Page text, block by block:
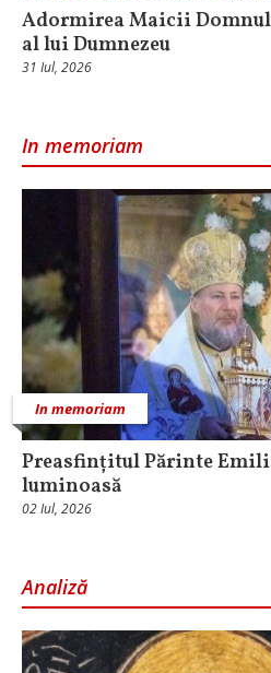
Adormirea Maicii
al lui Dumnezeu
31 Iul, 2026
In memoriam
In memoriam
Preasfințitul Părinte
luminoasă
02 Iul, 2026
Analiză